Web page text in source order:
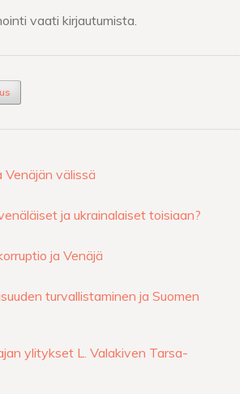
vaati kirjautumista.
Venäjän välissä
ja ukrainalaiset toisiaan?
ja Venäjä
turvallistaminen ja Suomen
ylitykset L. Valakiven Tarsa-